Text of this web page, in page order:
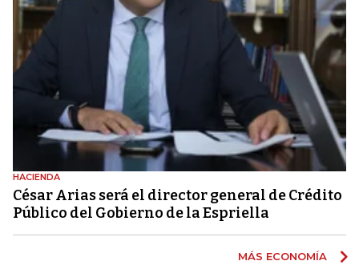
HACIENDA
César Arias será el director general de Crédito
Público del Gobierno de la Espriella
MÁS ECONOMÍA